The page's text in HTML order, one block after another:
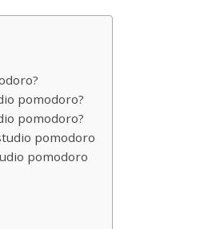
pomodoro?
pomodoro?
pomodoro
pomodoro